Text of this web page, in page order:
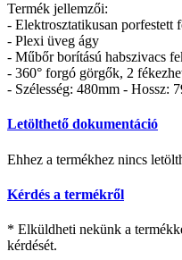
Termék jellemzői:
- Elektrosztatikusan porfestett
- Plexi üveg ágy
- Műbőr borítású habszivacs
- 360° forgó görgők, 2
- Szélesség: 480mm - Hossz:
Letölthető dokumentáció
Ehhez a termékhez nincs
Kérdés a termékről
* Elküldheti nekünk a
kérdését.